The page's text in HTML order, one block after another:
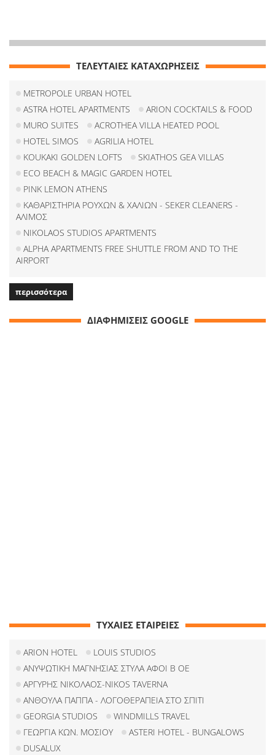
ΤΕΛΕΥΤΑΙΕΣ ΚΑΤΑΧΩΡΗΣΕΙΣ
METROPOLE URBAN HOTEL
ASTRA HOTEL APARTMENTS
ARION COCKTAILS & FOOD
MURO SUITES
ACROTHEA VILLA HEATED POOL
HOTEL SIMOS
AGRILIA HOTEL
KOUKAKI GOLDEN LOFTS
SKIATHOS GEA VILLAS
ECO BEACH & MAGIC GARDEN HOTEL
PINK LEMON ATHENS
ΚΑΘΑΡΙΣΤΗΡΙΑ ΡΟΥΧΩΝ & ΧΑΛΙΩΝ - SEKER CLEANERS -
ΑΛΙΜΟΣ
NIKOLAOS STUDIOS APARTMENTS
ALPHA APARTMENTS FREE SHUTTLE FROM AND TO THE
AIRPORT
περισσότερα
ΔΙΑΦΗΜΙΣΕΙΣ GOOGLE
ΤΥΧΑΙΕΣ ΕΤΑΙΡΕΙΕΣ
ARION HOTEL
LOUIS STUDIOS
ΑΝΥΨΩΤΙΚΗ ΜΑΓΝΗΣΙΑΣ ΣΤΥΛΑ ΑΦΟΙ Β ΟΕ
ΑΡΓΥΡΗΣ ΝΙΚΟΛΑΟΣ-ΝIKOS TAVERNA
ΑΝΘΟΥΛΑ ΠΑΠΠΑ - ΛΟΓΟΘΕΡΑΠΕΙΑ ΣΤΟ ΣΠΙΤΙ
GEORGIA STUDIOS
WINDMILLS TRAVEL
ΓΕΩΡΓΙΑ ΚΩΝ. ΜΟΣΙΟΥ
ASTERI HOTEL - BUNGALOWS
DUSALUX